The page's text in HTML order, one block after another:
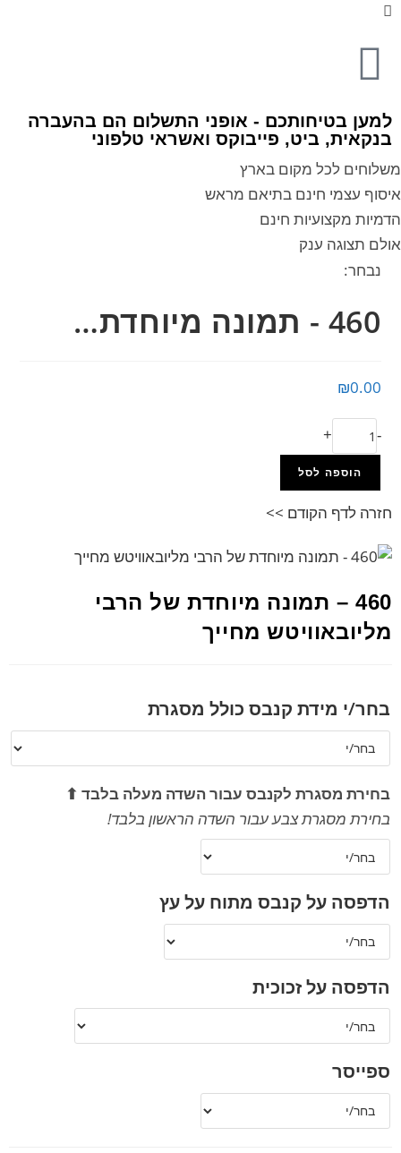
למען בטיחותכם - אופני התשלום הם בהעברה
בנקאית, ביט, פייבוקס ואשראי טלפוני
משלוחים לכל מקום בארץ
איסוף עצמי חינם בתיאם מראש
הדמיות מקצועיות חינם
אולם תצוגה ענק
נבחר:
460 - תמונה מיוחדת…
₪0.00
-
+
הוספה לסל
חזרה לדף הקודם >>
460 – תמונה מיוחדת של הרבי
מליובאוויטש מחייך
בחר/י מידת קנבס כולל מסגרת
בחירת מסגרת לקנבס עבור השדה מעלה בלבד ⬆
בחירת מסגרת צבע עבור השדה הראשון בלבד!
הדפסה על קנבס מתוח על עץ
הדפסה על זכוכית
ספייסר